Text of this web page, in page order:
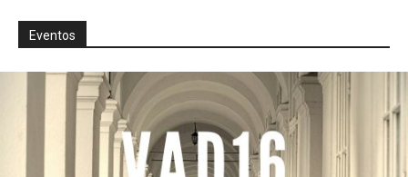
Eventos